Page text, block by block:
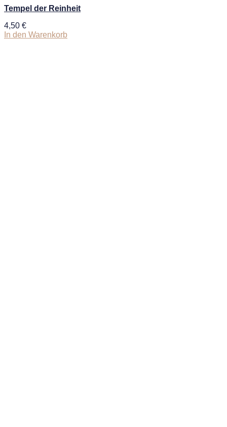
Tempel der Reinheit
4,50 €
In den Warenkorb